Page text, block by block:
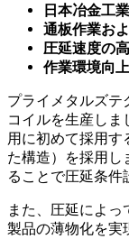
日本冶金工
通板作業お
圧延速度の
作業環境向
プライメタルズ
コイルを生産し
用に初めて採用す
た構造）を採用し
ることで圧延条
また、圧延によ
製品の薄物化を実